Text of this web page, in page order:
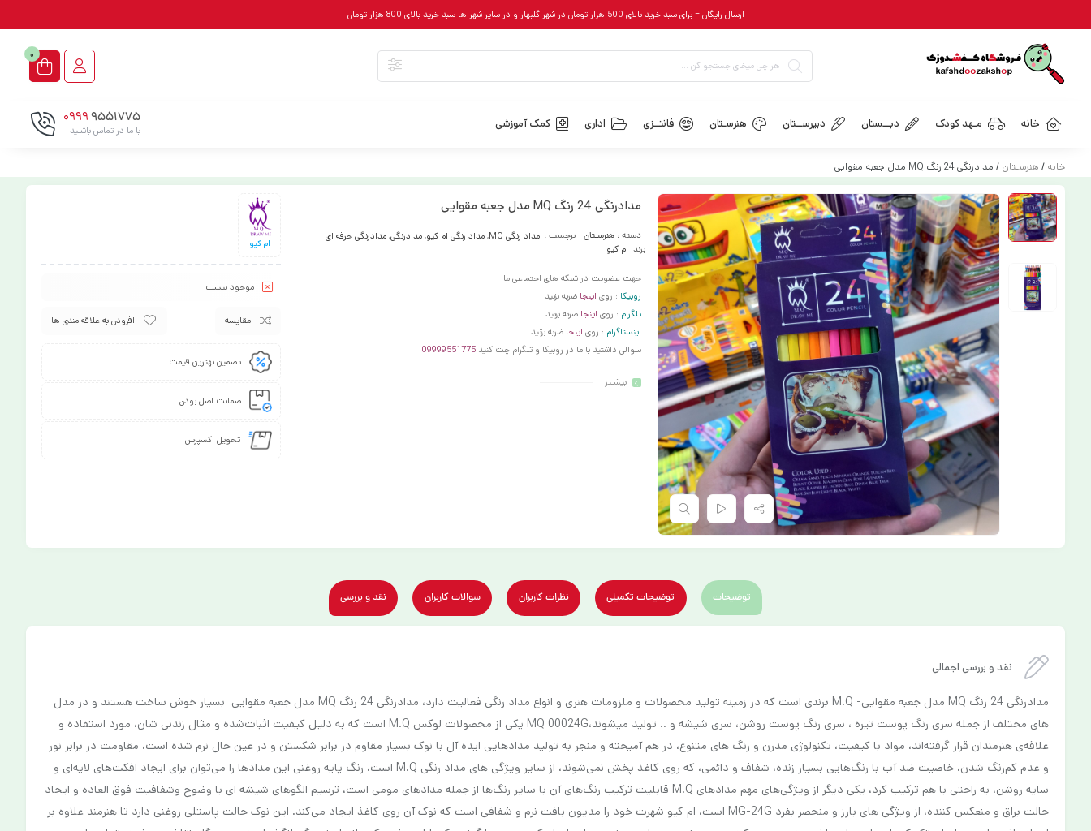
ارسال رایگان = برای سبد خرید بالای 500 هزار تومان در شهر گلبهار و در سایر شهر ها سبد خرید بالای 800 هزار تومان
0
خانه مـهد کودک دبــستان دبیرســتان هنرسـتان فانتــزی اداری کمک آموزشی 9551775
0999
با ما در تماس باشـید
خانه / هنرسـتان / مدادرنگی 24 رنگ MQ مدل جعبه مقوایی
مدادرنگی 24 رنگ MQ مدل جعبه مقوایی
دسته :هنرسـتان برچسب : مداد رنگی MQ ,مداد رنگی ام کیو,مدادرنگی,مدادرنگی حرفه ای
برند: ام کیو
جهت عضویت در شبکه های اجتماعی ما
روبیکا : روی اینجا ضربه بزنید
تلگرام : روی اینجا ضربه بزنید
اینستاگرام : روی اینجا ضربه بزنید
سوالی داشتید با ما در روبیکا و تلگرام چت کنید09999551775
بیشـتر
ام کیو
موجود نیست
مقایسه افزودن به علاقه مندی ها
تضمین بهترین قیمت
ضمانت اصل بودن
تحویل اکسپرس
توضیحات توضیحات تکمیلی نظرات کاربران سوالات کاربران نقد و بررسی
نقد و بررسی اجمالی
مدادرنگی 24 رنگ MQ مدل جعبه مقوایی- M.Q برندی است که در زمینه تولید محصولات و ملزومات هنری و انواع مداد رنگی فعالیت دارد، مدادرنگی 24 رنگ MQ مدل جعبه مقوایی بسیار خوش ساخت هستند و در مدل
های مختلف از جمله سری رنگ پوست تیره ، سری رنگ پوست روشن، سری شیشه و .. تولید میشوند،MQ 00024G یکی از محصولات لوکس M.Q است که به دلیل کیفیت اثبات‌شده‌ و مثال زندنی شان، مورد استفاده و
علاقه‌ی هنرمندان قرار گرفته‌اند، مواد با کیفیت، تکنولوژی مدرن و رنگ های متنوع، در هم آمیخته و منجر به تولید مدادهایی ایده آل با نوک بسیار مقاوم در برابر شکستن و در عین حال نرم شده است، مقاومت در برابر نور
و عدم کم‌رنگ شدن، خاصیت ضد آب با رنگ‌هایی بسیار زنده، شفاف و دائمی، که روی کاغذ پخش نمی‌شوند، از سایر ویژگی های مداد رنگی M.Q است، رنگ پایه روغنی این مدادها را می‌توان برای ایجاد افکت‌های لایه‌ای و
سایه روشن، به راحتی با هم ترکیب کرد، یکی دیگر از ویژگی‌های مهم مدادهای M.Q قابلیت ترکیب رنگ‌های آن با سایر رنگ‌ها از جمله مدادهای مومی است، ترسیم الگوهای شیشه ای با وضوح وشفافیت فوق العاده و ایجاد
حالت براق و منعکس کننده، از ویژگی های بارز و منحصر بفرد MG-24G است، ام کیو شهرت خود را مدیون بافت نرم و شفافی است که نوک آن روی کاغذ ایجاد می‌کند. این نوک حالت پاستلی روغنی دارد تا هنرمند علاوه بر